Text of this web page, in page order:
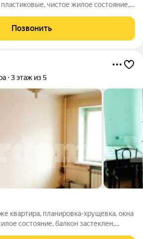
чистое жилое состояние,
кафеле. Развитая инфраструктура!
остановки
Позвонить
3 этаж из 5
квартира, планировка-хрущевка, окна
состояние, балкон застеклен,